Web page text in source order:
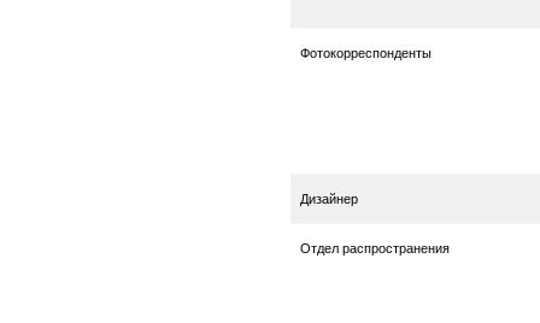
Фотокорреспонденты
Дизайнер
Отдел распространения